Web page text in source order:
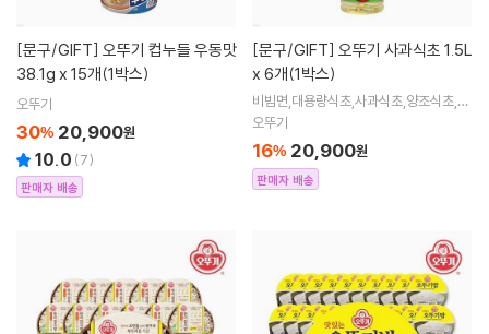
[문구/GIFT]
38.1g x 15개(1박스)
오뚜기
30% 20,900원
10.0 (7)
판매자 배송
[문구/GIFT]
x 6개(1박스)
비빔면,대용량식초,사과식초,양조식초,조
미료,향신료,식초대용량,천연발요식초,오
오뚜기
16% 20,900원
판매자 배송